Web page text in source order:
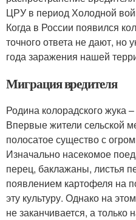
ЦРУ в период Холодной
Когда в России появился
точного ответа не дают, но
года заражения нашей
Миграция вредителя
Родина колорадского жука
Впервые жители сельской
полосатое существо с
Изначально насекомое
перец, баклажаны, листья
появлением картофеля на
эту культуру. Однако на
не заканчивается, а только